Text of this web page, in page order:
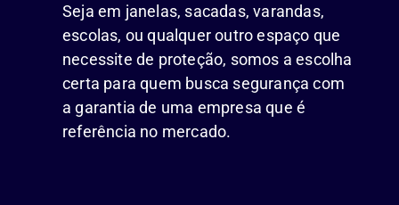
Seja em janelas, sacadas, varandas,
escolas, ou qualquer outro espaço que
necessite de proteção, somos a escolha
certa para quem busca segurança com
a garantia de uma empresa que é
referência no mercado.